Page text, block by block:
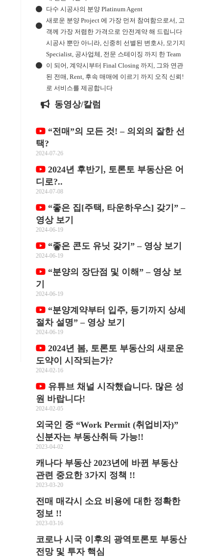
다수 시공사의 분양 Platinum Agent
새로운 분양 Project 에 가장 먼저 참여함으로서, 고
객께 가장 저렴한 가격으로 안전계약 해 드립니다
시공사 뿐만 아니라, 신중히 선별된 변호사, 모기지
Specialist, 공사업체, 전문 스테이징 까지 한 Team
이 되어, 계약시부터 Final Closing 까지, 그와 연관
된 전매, Rent, 후속 매매에 이르기 까지 오직 신뢰!
로 서비스를 제공합니다
동영상/칼럼
“전매”의 모든 것! – 의외의 잘한 선
택?
2024-07-26
2024년 후반기, 토론토 부동산은 어
디로?..
2024-07-08
“좋은 집[주택, 타운하우스] 갖기” –
영상 보기
2024-06-19
“좋은 콘도 유닛 갖기” – 영상 보기
2024-06-19
“분양의 장단점 및 이해” – 영상 보
기
2024-06-19
“분양계약부터 입주, 등기까지 상세
절차 설명” – 영상 보기
2024-06-19
2024년 봄, 토론토 부동산의 새로운
도약이 시작되는가?
2024-02-16
유튜브 채널 시작했습니다. 많은 성
원 바랍니다!
2024-02-05
외국인 중 “Work Permit (취업비자)”
신분자는 부동산취득 가능!!
2023-04-02
캐나다 부동산 2023년에 바뀐 부동산
관련 중요한 3가지 정책 !!
2023-03-20
전매 매각시 소요 비용에 대한 정확한
정보 !!
2023-03-16
코로나 시국 이후의 광역토론토 부동산
전망 및 투자 핵심